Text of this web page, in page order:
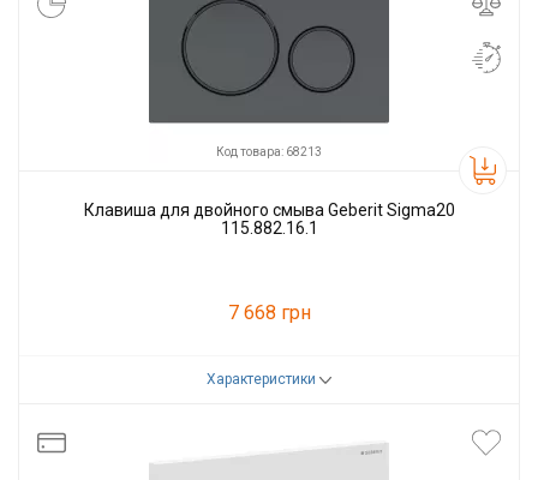
Код товара: 68213
Клавиша для двойного смыва Geberit Sigma20
115.882.16.1
7 668 грн
Характеристики